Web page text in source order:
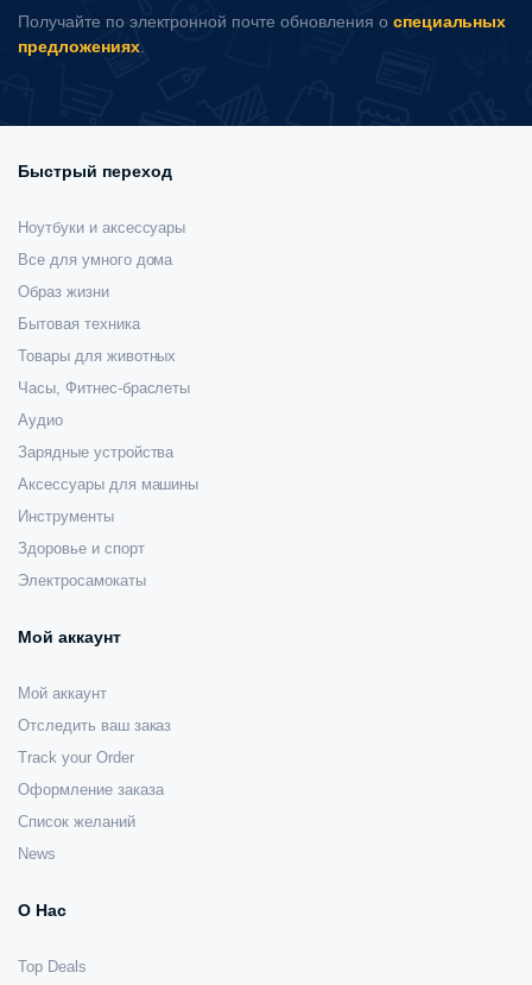
Получайте по электронной почте обновления о специальных
предложениях.
Быстрый переход
Ноутбуки и аксессуары
Все для умного дома
Образ жизни
Бытовая техника
Товары для животных
Часы, Фитнес-браслеты
Аудио
Зарядные устройства
Аксессуары для машины
Инструменты
Здоровье и спорт
Электросамокаты
Мой аккаунт
Мой аккаунт
Отследить ваш заказ
Track your Order
Оформление заказа
Список желаний
News
О Нас
Top Deals